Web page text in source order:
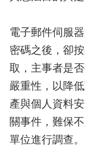
電子郵件伺服
密碼之後，卻
取，主事者是
嚴重性，以降
產與個人資料
關事件，難保
單位進行調查